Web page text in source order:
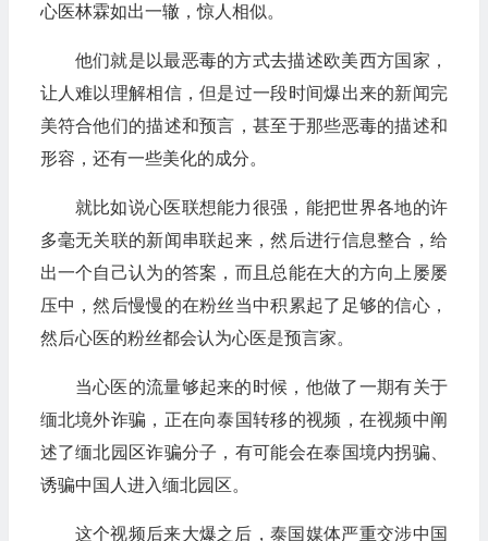
心医林霖如出一辙，惊人相似。
他们就是以最恶毒的方式去描述欧美西方国家，
让人难以理解相信，但是过一段时间爆出来的新闻完
美符合他们的描述和预言，甚至于那些恶毒的描述和
形容，还有一些美化的成分。
就比如说心医联想能力很强，能把世界各地的许
多毫无关联的新闻串联起来，然后进行信息整合，给
出一个自己认为的答案，而且总能在大的方向上屡屡
压中，然后慢慢的在粉丝当中积累起了足够的信心，
然后心医的粉丝都会认为心医是预言家。
当心医的流量够起来的时候，他做了一期有关于
缅北境外诈骗，正在向泰国转移的视频，在视频中阐
述了缅北园区诈骗分子，有可能会在泰国境内拐骗、
诱骗中国人进入缅北园区。
这个视频后来大爆之后，泰国媒体严重交涉中国